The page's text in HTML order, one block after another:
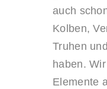
auch
Kolben,
Truhen
haben.
Elemente